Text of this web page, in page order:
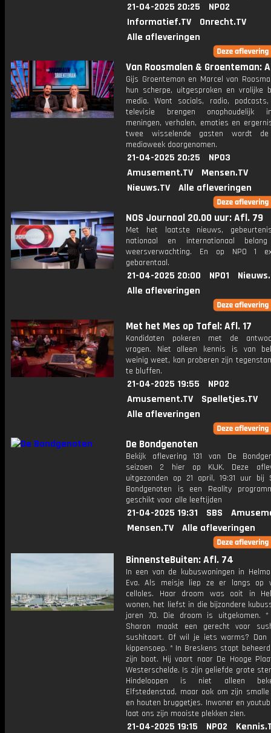
21-04-2025 20:25
NPO2
Informatief.TV
Onrecht.TV
Alle afleveringen
Van Roosmalen & Groenteman:
Gijs Groenteman en Marcel van
hun scherpe, uitgesproken en vrolijke
media. Want socials, radio,
televisie brengen onophoudelijk
meningen, verhalen, emoties en
twee wisselende gasten wordt de
mediaweek doorgenomen.
21-04-2025 20:25
NPO3
Amusement.TV
Mensen.TV
Nieuws.TV
Alle afleveringen
NOS Journaal 20.00 uur: Afl. 79
Met het laatste nieuws,
nationaal en internationaal
weersverwachting. En op NPO 1
gebarentaal.
21-04-2025 20:00 NPO1
Alle afleveringen
Met het Mes op Tafel: Afl. 17
Kandidaten pokeren met de
vragen. Niet alleen kennis is van
weinig weet, kan proberen zijn
te bluffen.
21-04-2025 19:55
NPO2
Amusement.TV
Spelletjes.TV
Alle afleveringen
De Bondgenoten
Bekijk aflevering 131 van De
seizoen 2 hier op KIJK. Deze
uitgezonden op 21 april, 19:31 uur bij
Bondgenoten is een Reality
geschikt voor alle leeftijden
21-04-2025 19:31 SBS
Mensen.TV
Alle afleveringen
BinnensteBuiten: Afl. 74
In een van de kubuswoningen in
Eva. Als meisje liep ze er langs op
celloles. Haar droom was ooit in
wonen, het liefst in die bijzondere
jaren 70. Die droom is uitgekomen. *
Sharon maakt een gerecht voor
sushitaart. Of wil je iets warms?
kippensoep. * In Breskens stapt
zijn boot. Hij vaart naar De Hooge
Westerschelde. Is zijn geliefde grote
Hindeloopen is niet alleen
Elfstedenstad, maar ook om zijn
en houten bruggetjes. Inwoner en
laat ons zijn mooiste plekken zien.
21-04-2025 19:15 NPO2